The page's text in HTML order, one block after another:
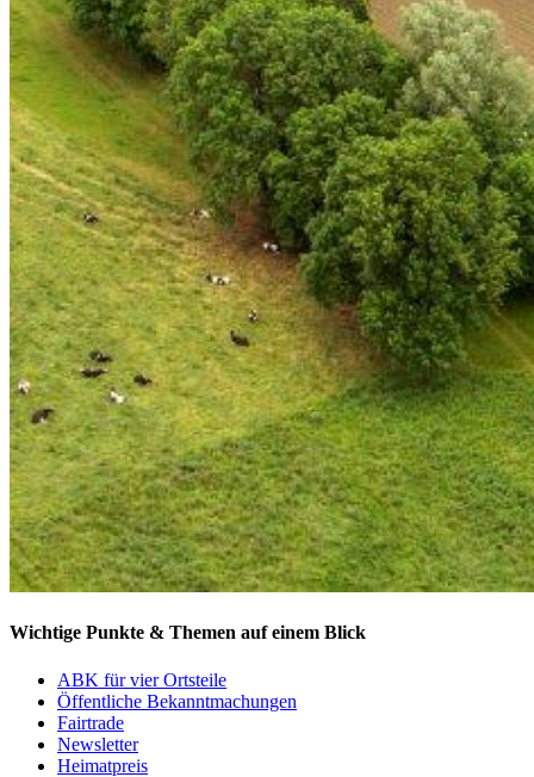
Wichtige Punkte & Themen auf einem Blick
ABK für vier Ortsteile
Öffentliche Bekanntmachungen
Fairtrade
Newsletter
Heimatpreis